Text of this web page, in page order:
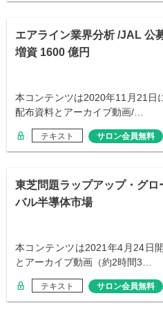
エアライン業界分析 /JAL 公
増資 1600 億円
本コンテンツは2020年11月21日
配布資料とアーカイブ動画/…
テキスト サロン会員無料
東芝問題ラップアップ・グロ
バル半導体市場
本コンテンツは2021年4月24日
とアーカイブ動画（約2時間3…
テキスト サロン会員無料